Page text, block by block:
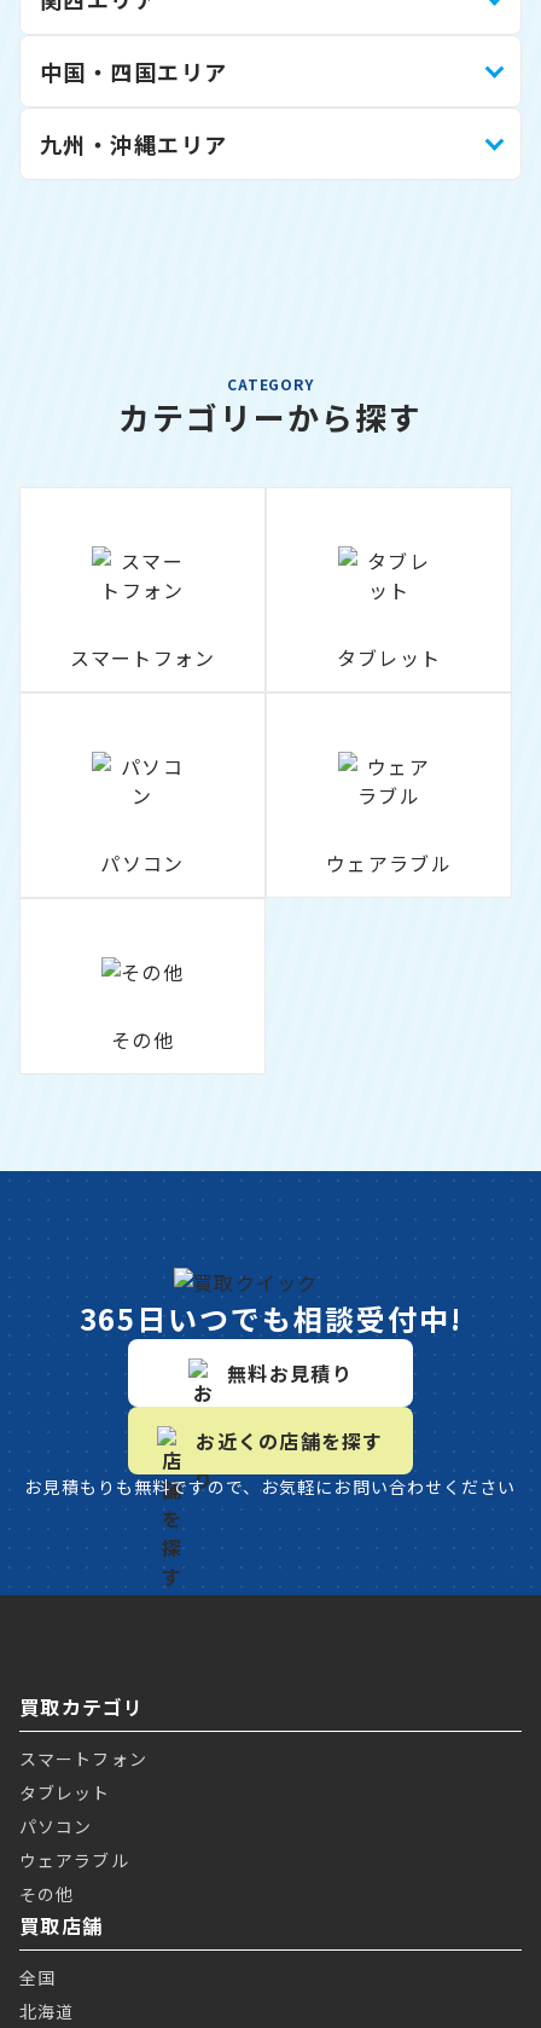
中国・四国エリア
九州・沖縄エリア
CATEGORY
カテゴリーから探す
スマートフォン タブレット
パソコン ウェアラブル
その他
365日いつでも相談受付中!
無料お見積り
お近くの店舗を探す
お見積もりも無料ですので、お気軽にお問い合わせください
買取カテゴリ
スマートフォン
タブレット
パソコン
ウェアラブル
その他
買取店舗
全国
北海道